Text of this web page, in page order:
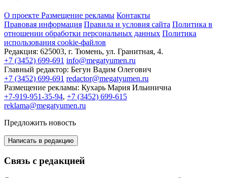
О проекте Размещение рекламы Контакты
Правовая информация Правила и условия сайта Политика в
отношении обработки персональных данных Политика
использования cookie-файлов
Редакция: 625003, г. Тюмень, ул. Гранитная, 4.
+7 (3452) 699-691 info@megatyumen.ru
Главный редактор: Бегун Вадим Олегович
+7 (3452) 699-691 redactor@megatyumen.ru
Размещение рекламы: Кухарь Мария Ильинична
+7-919-951-35-94, +7 (3452) 699-615
reklama@megatyumen.ru
Предложить новость
Написать в редакцию
Связь с редакцией